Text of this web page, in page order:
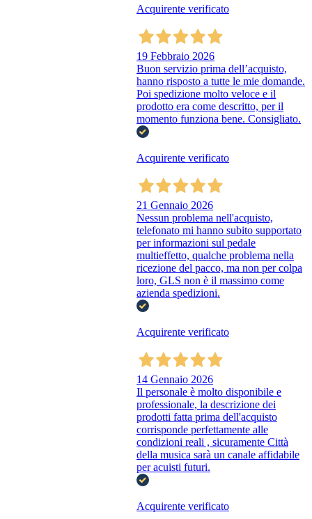
Acquirente verificato
19 Febbraio 2026
Buon servizio prima dell’acquisto,
hanno risposto a tutte le mie domande.
Poi spedizione molto veloce e il
prodotto era come descritto, per il
momento funziona bene. Consigliato.
Acquirente verificato
21 Gennaio 2026
Nessun problema nell'acquisto,
telefonato mi hanno subito supportato
per informazioni sul pedale
multieffetto, qualche problema nella
ricezione del pacco, ma non per colpa
loro, GLS non è il massimo come
azienda spedizioni.
Acquirente verificato
14 Gennaio 2026
Il personale è molto disponibile e
professionale, la descrizione dei
prodotti fatta prima dell'acquisto
corrisponde perfettamente alle
condizioni reali , sicuramente Città
della musica sarà un canale affidabile
per acuisti futuri.
Acquirente verificato